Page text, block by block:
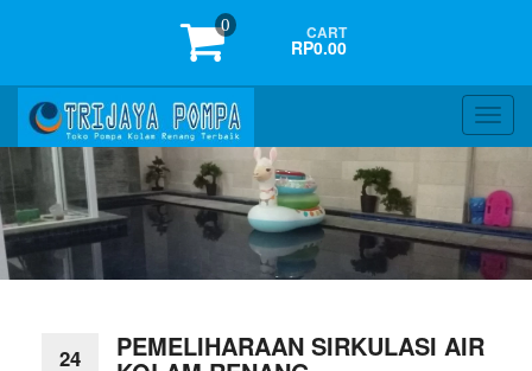
0 CART
RP0.00
24 PEMELIHARAAN SIRKULASI AIR